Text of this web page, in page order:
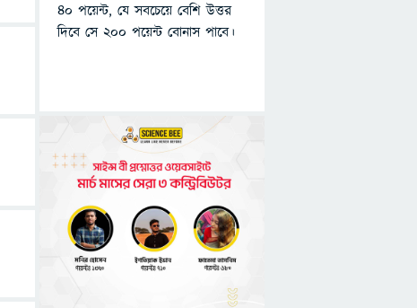
৪০ পয়েন্ট, যে সবচেয়ে বেশি উত্তর
দিবে সে ২০০ পয়েন্ট বোনাস পাবে।